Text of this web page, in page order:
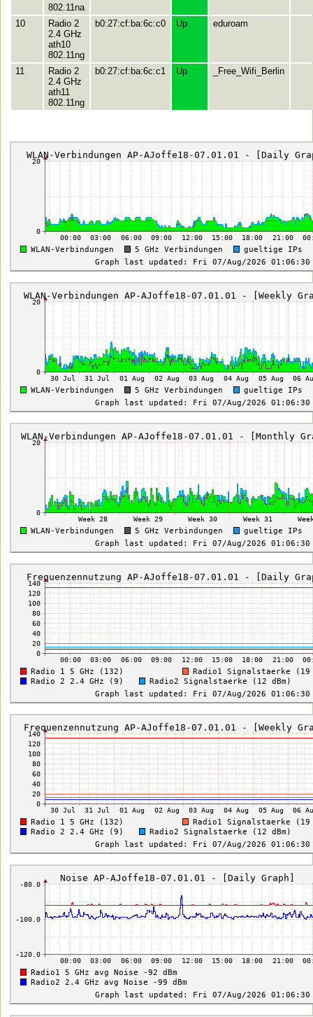
802.11na
10
Radio 2
2.4 GHz
ath10
802.11ng
b0:27:cf:ba:6c:c0 Up eduroam
11
Radio 2
2.4 GHz
ath11
802.11ng
b0:27:cf:ba:6c:c1 Up _Free_Wifi_Berlin